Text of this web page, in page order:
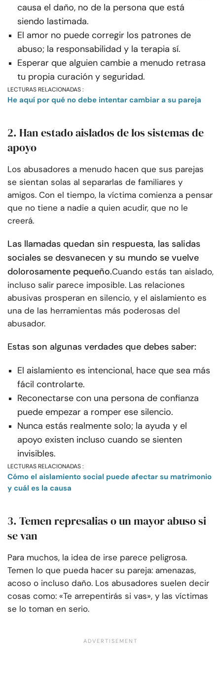
causa el daño, no de la persona que está
siendo lastimada.
El amor no puede corregir los patrones de
abuso; la responsabilidad y la terapia sí.
Esperar que alguien cambie a menudo retrasa
tu propia curación y seguridad.
LECTURAS RELACIONADAS :
He aquí por qué no debe intentar cambiar a su pareja
2. Han estado aislados de los sistemas de
apoyo
Los abusadores a menudo hacen que sus parejas
se sientan solas al separarlas de familiares y
amigos. Con el tiempo, la víctima comienza a pensar
que no tiene a nadie a quien acudir, que no le
creerá.
Las llamadas quedan sin respuesta, las salidas
sociales se desvanecen y su mundo se vuelve
dolorosamente pequeño.Cuando estás tan aislado,
incluso salir parece imposible. Las relaciones
abusivas prosperan en silencio, y el aislamiento es
una de las herramientas más poderosas del
abusador.
Estas son algunas verdades que debes saber:
El aislamiento es intencional, hace que sea más
fácil controlarte.
Reconectarse con una persona de confianza
puede empezar a romper ese silencio.
Nunca estás realmente solo; la ayuda y el
apoyo existen incluso cuando se sienten
invisibles.
LECTURAS RELACIONADAS :
Cómo el aislamiento social puede afectar su matrimonio
y cuál es la causa
3. Temen represalias o un mayor abuso si
se van
Para muchos, la idea de irse parece peligrosa.
Temen lo que pueda hacer su pareja: amenazas,
acoso o incluso daño. Los abusadores suelen decir
cosas como: «Te arrepentirás si vas», y las víctimas
se lo toman en serio.